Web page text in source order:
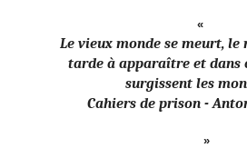
Le vieux monde se meurt, le
tarde à apparaître et dans
surgissent les
Cahiers de prison -